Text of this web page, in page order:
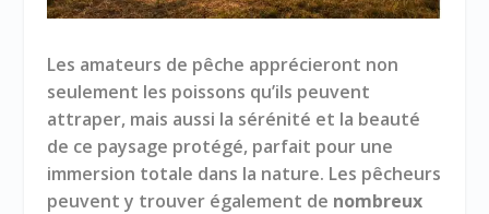
Les amateurs de pêche apprécieront non
seulement les poissons qu’ils peuvent
attraper, mais aussi la sérénité et la beauté
de ce paysage protégé, parfait pour une
immersion totale dans la nature. Les pêcheurs
peuvent y trouver également de nombreux